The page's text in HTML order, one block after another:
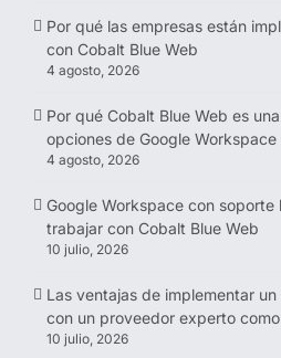
Por qué las empresas están
con Cobalt Blue Web
4 agosto, 2026
Por qué Cobalt Blue Web es
opciones de Google
4 agosto, 2026
Google Workspace con
trabajar con Cobalt Blue Web
10 julio, 2026
Las ventajas de implementar
con un proveedor experto
10 julio, 2026